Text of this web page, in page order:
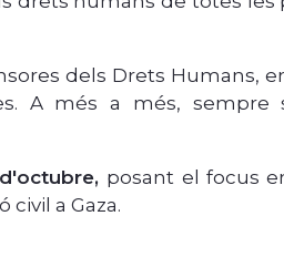
dels Drets Humans,
A més a més, sempre
posant el focus
a Gaza.